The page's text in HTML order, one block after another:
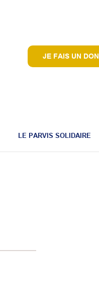
JE FAIS UN DON
LE PARVIS SOLIDAIRE